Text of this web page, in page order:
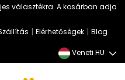
választékra. A kosárban adja
| Elérhetőségek | Blog
Veneti HU